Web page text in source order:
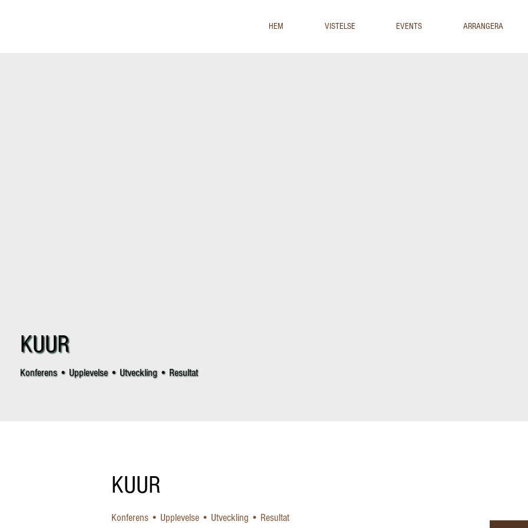
HEM VISTELSE EVENTS ARRANGERA
KUUR
Konferens • Upplevelse • Utveckling • Resultat
KUUR
Konferens • Upplevelse • Utveckling • Resultat